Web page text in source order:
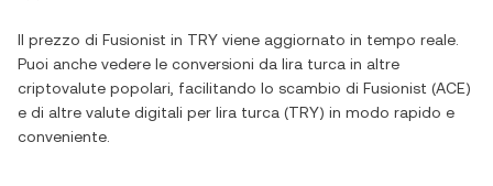
Il prezzo di Fusionist in TRY viene aggiornato in tempo reale.
Puoi anche vedere le conversioni da lira turca in altre
criptovalute popolari, facilitando lo scambio di Fusionist (ACE)
e di altre valute digitali per lira turca (TRY) in modo rapido e
conveniente.